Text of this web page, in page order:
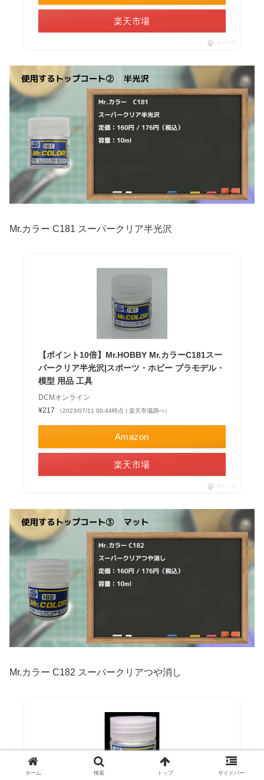
楽天市場
ポチップ
Mr.カラー C181 スーパークリア半光沢
【ポイント10倍】Mr.HOBBY Mr.カラーC181スー
パークリア半光沢|スポーツ・ホビー プラモデル・
模型 用品 工具
DCMオンライン
¥217
（2023/07/11 00:44時点 | 楽天市場調べ）
Amazon
楽天市場
ポチップ
Mr.カラー C182 スーパークリアつや消し
ホーム 検索 トップ サイドバー